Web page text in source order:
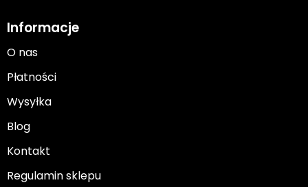
Informacje
O nas
Płatności
Wysyłka
Blog
Kontakt
Regulamin sklepu